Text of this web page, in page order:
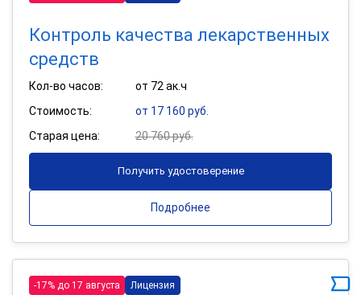
Контроль качества лекарственных
средств
Кол-во часов:
от 72 ак.ч
Стоимость:
от 17 160 руб.
Старая цена:
20 760 руб.
Получить удостоверение
Подробнее
-17% до 17 августа Лицензия